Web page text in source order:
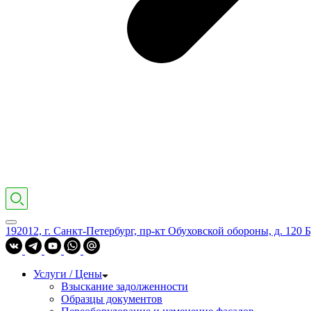
192012, г. Санкт-Петербург, пр-кт Обуховской обороны, д. 120
Услуги / Цены
Взыскание задолженности
Образцы документов